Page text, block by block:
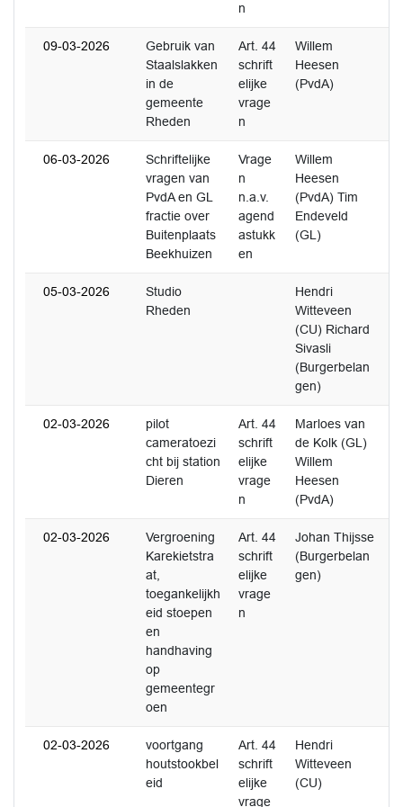
n
09-03-2026
Gebruik van
Staalslakken
in de
gemeente
Rheden
Art. 44
schrift
elijke
vrage
n
Willem
Heesen
(PvdA)
06-03-2026
Schriftelijke
vragen van
PvdA en GL
fractie over
Buitenplaats
Beekhuizen
Vrage
n
n.a.v.
agend
astukk
en
Willem
Heesen
(PvdA) Tim
Endeveld
(GL)
05-03-2026
Studio
Rheden
Hendri
Witteveen
(CU) Richard
Sivasli
(Burgerbelan
gen)
02-03-2026
pilot
cameratoezi
cht bij station
Dieren
Art. 44
schrift
elijke
vrage
n
Marloes van
de Kolk (GL)
Willem
Heesen
(PvdA)
02-03-2026
Vergroening
Karekietstra
at,
toegankelijkh
eid stoepen
en
handhaving
op
gemeentegr
oen
Art. 44
schrift
elijke
vrage
n
Johan Thijsse
(Burgerbelan
gen)
02-03-2026
voortgang
houtstookbel
eid
Art. 44
schrift
elijke
vrage
Hendri
Witteveen
(CU)